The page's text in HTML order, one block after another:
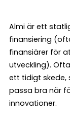
Almi är ett
finansiering
finansiärer för
utveckling).
ett tidigt skede,
passa bra när
innovationer.